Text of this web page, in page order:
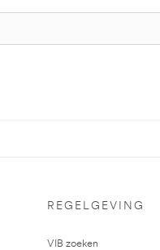
REGELGEVING
VIB zoeken